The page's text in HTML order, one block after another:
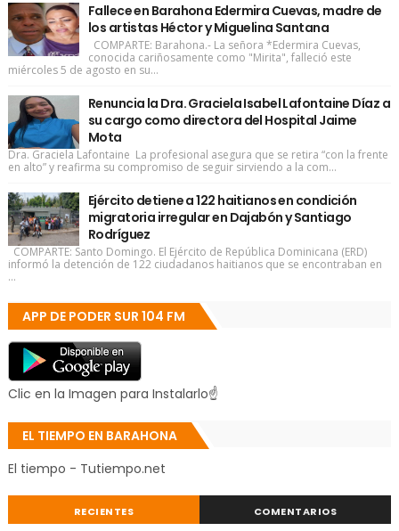
Fallece en Barahona Edermira Cuevas, madre de
los artistas Héctor y Miguelina Santana
COMPARTE: Barahona.- La señora *Edermira Cuevas,
conocida cariñosamente como "Mirita", falleció este
miércoles 5 de agosto en su...
Renuncia la Dra. Graciela Isabel Lafontaine Díaz a
su cargo como directora del Hospital Jaime
Mota
Dra. Graciela Lafontaine La profesional asegura que se retira “con la frente
en alto” y reafirma su compromiso de seguir sirviendo a la com...
Ejército detiene a 122 haitianos en condición
migratoria irregular en Dajabón y Santiago
Rodríguez
COMPARTE: Santo Domingo. El Ejército de República Dominicana (ERD)
informó la detención de 122 ciudadanos haitianos que se encontraban en
...
APP DE PODER SUR 104 FM
Clic en la Imagen para Instalarlo☝
EL TIEMPO EN BARAHONA
El tiempo - Tutiempo.net
RECIENTES COMENTARIOS